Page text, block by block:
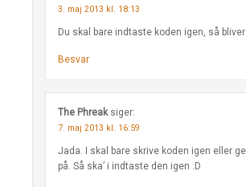
3. maj 2013 kl. 18:13
Du skal bare indtaste koden igen, så
Besvar
The Phreak siger:
7. maj 2013 kl. 16:59
Jada. I skal bare skrive koden igen eller
på. Så ska’ i indtaste den igen :D